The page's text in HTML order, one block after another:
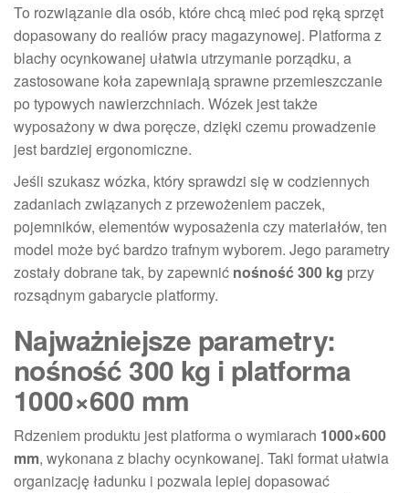
To rozwiązanie dla osób, które chcą mieć pod ręką sprzęt
dopasowany do realiów pracy magazynowej. Platforma z
blachy ocynkowanej ułatwia utrzymanie porządku, a
zastosowane koła zapewniają sprawne przemieszczanie
po typowych nawierzchniach. Wózek jest także
wyposażony w dwa poręcze, dzięki czemu prowadzenie
jest bardziej ergonomiczne.
Jeśli szukasz wózka, który sprawdzi się w codziennych
zadaniach związanych z przewożeniem paczek,
pojemników, elementów wyposażenia czy materiałów, ten
model może być bardzo trafnym wyborem. Jego parametry
zostały dobrane tak, by zapewnić nośność 300 kg przy
rozsądnym gabarycie platformy.
Najważniejsze parametry:
nośność 300 kg i platforma
1000×600 mm
Rdzeniem produktu jest platforma o wymiarach 1000×600
mm, wykonana z blachy ocynkowanej. Taki format ułatwia
organizację ładunku i pozwala lepiej dopasować